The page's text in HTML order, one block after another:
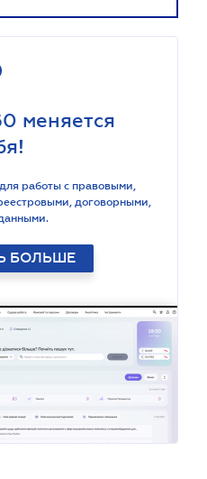
меняется
работы с правовыми,
договорными,
БОЛЬШЕ